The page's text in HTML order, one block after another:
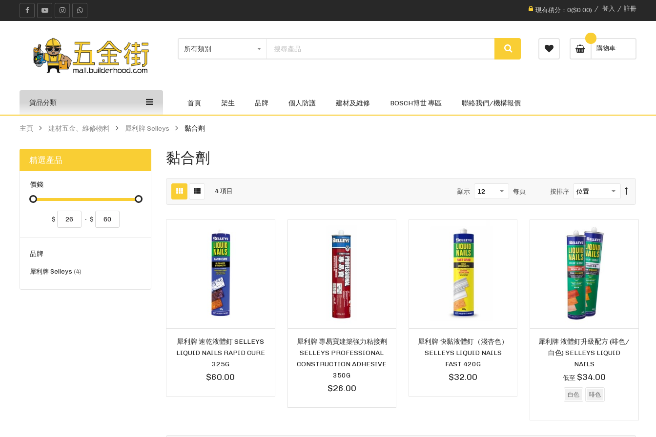
現有積分：0($0.00) 登入 註冊
購物車
貨品分類 首頁 架生 品牌 個人防護 建材及維修 BOSCH博世 專區 聯絡我們/機構報價
主頁 建材五金、維修物料 犀利牌 Selleys 黏合劑
黏合劑
4 項目 按排序
顯示 每頁
犀利牌 速乾液體釘 SELLEYS
LIQUID NAILS RAPID CURE
325G
$60.00
犀利牌 專易寶建築強力粘接劑
SELLEYS PROFESSIONAL
CONSTRUCTION ADHESIVE
350G
$26.00
犀利牌 快黏液體釘（淺杏色）
SELLEYS LIQUID NAILS
FAST 420G
$32.00
犀利牌 液體釘升級配方 (啡色/
白色) SELLEYS LIQUID
NAILS
低至 $34.00
白色 啡色
精選產品
價錢
$ - $
品牌
犀利牌 Selleys 4貨